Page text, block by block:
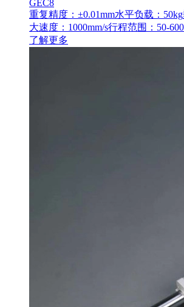
GEC8
重复精度：±0.01mm水平负载：50kg
大速度：1000mm/s行程范围：50-
了解更多